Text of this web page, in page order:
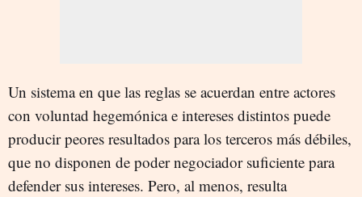
Un sistema en que las reglas se acuerdan entre actores
con voluntad hegemónica e intereses distintos puede
producir peores resultados para los terceros más débiles,
que no disponen de poder negociador suficiente para
defender sus intereses. Pero, al menos, resulta